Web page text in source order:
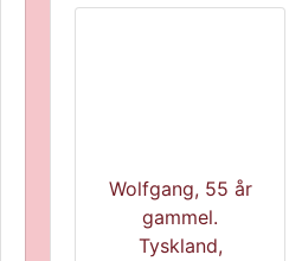
Wolfgang, 55 år
gammel.
Tyskland,